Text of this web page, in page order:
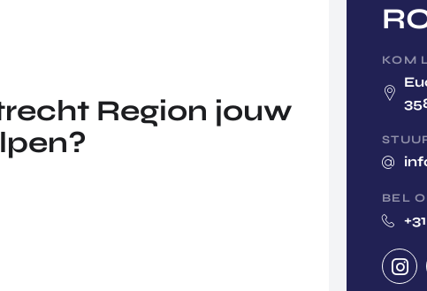
Region jouw
KOM
BEL